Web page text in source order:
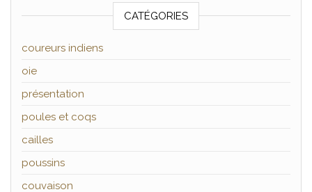
CATÉGORIES
coureurs indiens
oie
présentation
poules et coqs
cailles
poussins
couvaison